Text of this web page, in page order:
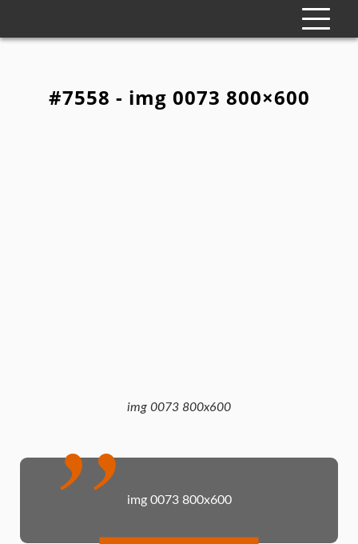
#7558 - img 0073 800×600
img 0073 800x600
img 0073 800x600